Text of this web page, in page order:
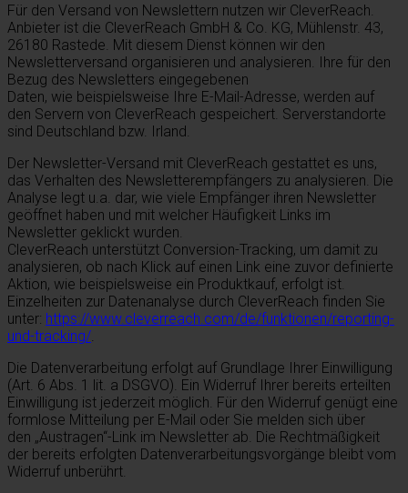
Für den Versand von Newslettern nutzen wir CleverReach.
Anbieter ist die CleverReach GmbH & Co. KG, Mühlenstr. 43,
26180 Rastede. Mit diesem Dienst können wir den
Newsletterversand organisieren und analysieren. Ihre für den
Bezug des Newsletters eingegebenen
Daten, wie beispielsweise Ihre E-Mail-Adresse, werden auf
den Servern von CleverReach gespeichert. Serverstandorte
sind Deutschland bzw. Irland.
Der Newsletter-Versand mit CleverReach gestattet es uns,
das Verhalten des Newsletterempfängers zu analysieren. Die
Analyse legt u.a. dar, wie viele Empfänger ihren Newsletter
geöffnet haben und mit welcher Häufigkeit Links im
Newsletter geklickt wurden.
CleverReach unterstützt Conversion-Tracking, um damit zu
analysieren, ob nach Klick auf einen Link eine zuvor definierte
Aktion, wie beispielsweise ein Produktkauf, erfolgt ist.
Einzelheiten zur Datenanalyse durch CleverReach finden Sie
unter: https://www.cleverreach.com/de/funktionen/reporting-
und-tracking/.
Die Datenverarbeitung erfolgt auf Grundlage Ihrer Einwilligung
(Art. 6 Abs. 1 lit. a DSGVO). Ein Widerruf Ihrer bereits erteilten
Einwilligung ist jederzeit möglich. Für den Widerruf genügt eine
formlose Mitteilung per E-Mail oder Sie melden sich über
den „Austragen“-Link im Newsletter ab. Die Rechtmäßigkeit
der bereits erfolgten Datenverarbeitungsvorgänge bleibt vom
Widerruf unberührt.